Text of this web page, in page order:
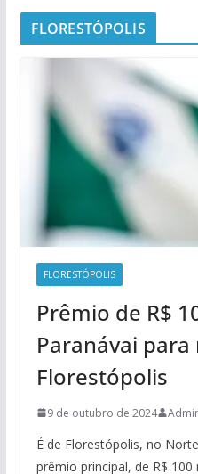
FLORESTÓPOLIS
FLORESTÓPOLIS
Prêmio de R$
Paranávai
Florestópolis
9 de outubro de 2024
É de Florestópolis, no
prêmio principal, de R$